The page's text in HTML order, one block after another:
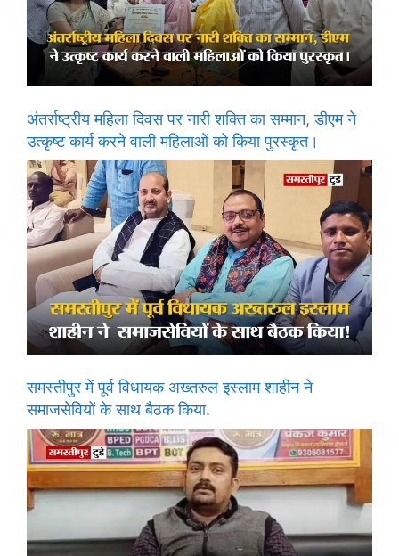
अंतर्राष्ट्रीय महिला दिवस पर नारी शक्ति का सम्मान, डीएम ने
उत्कृष्ट कार्य करने वाली महिलाओं को किया पुरस्कृत।
समस्तीपुर में पूर्व विधायक अख्तरुल इस्लाम शाहीन ने
समाजसेवियों के साथ बैठक किया.